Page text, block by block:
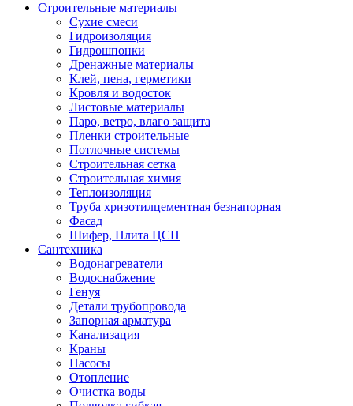
Строительные материалы
Сухие смеси
Гидроизоляция
Гидрошпонки
Дренажные материалы
Клей, пена, герметики
Кровля и водосток
Листовые материалы
Паро, ветро, влаго защита
Пленки строительные
Потлочные системы
Строительная сетка
Строительная химия
Теплоизоляция
Труба хризотилцементная безнапорная
Фасад
Шифер, Плита ЦСП
Сантехника
Водонагреватели
Водоснабжение
Генуя
Детали трубопровода
Запорная арматура
Канализация
Краны
Насосы
Отопление
Очистка воды